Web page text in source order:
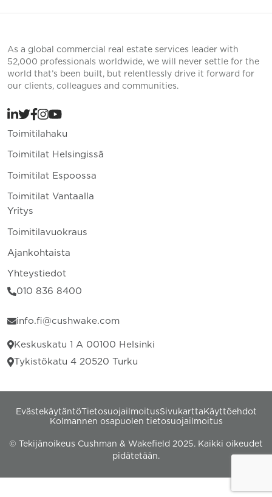
As a global commercial real estate services leader with
52,000 professionals worldwide, we will never settle for the
world that’s been built, but relentlessly drive it forward for
our clients, colleagues and communities.
Toimitilahaku
Toimitilat Helsingissä
Toimitilat Espoossa
Toimitilat Vantaalla
Yritys
Toimitilavuokraus
Ajankohtaista
Yhteystiedot
010 836 8400
info.fi@cushwake.com
Keskuskatu 1 A 00100 Helsinki
Tykistökatu 4 20520 Turku
EvästekäytäntöTietosuojailmoitusSivukartta Käyttöehdot
Kolmannen osapuolen tietosuojailmoitus
© Tekijänoikeus Cushman & Wakefield 2025. Kaikki oikeudet
pidätetään.